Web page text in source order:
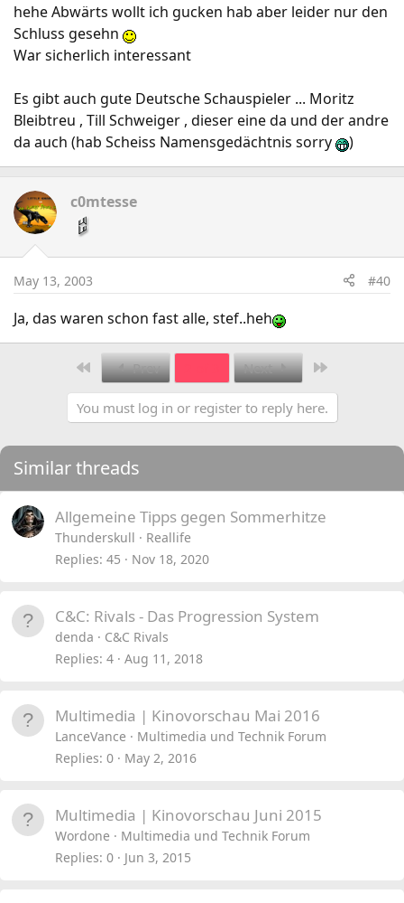
hehe Abwärts wollt ich gucken hab aber leider nur den
Schluss gesehn
War sicherlich interessant
Es gibt auch gute Deutsche Schauspieler ... Moritz
Bleibtreu , Till Schweiger , dieser eine da und der andre
da auch (hab Scheiss Namensgedächtnis sorry
)
c0mtesse
May 13, 2003 #40
Ja, das waren schon fast alle, stef..heh
First Prev Next
You must log in or register to reply here.
Similar threads
Allgemeine Tipps gegen Sommerhitze
Thunderskull
Reallife
Replies 45 Nov 18, 2020
C&C: Rivals - Das Progression System
denda
C&C Rivals
Replies 4 Aug 11, 2018
Multimedia | Kinovorschau Mai 2016
LanceVance
Multimedia und Technik Forum
Replies 0 May 2, 2016
Multimedia | Kinovorschau Juni 2015
Wordone
Multimedia und Technik Forum
Replies 0 Jun 3, 2015